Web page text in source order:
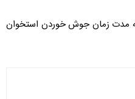
مدت زمان جوش خوردن استخوان